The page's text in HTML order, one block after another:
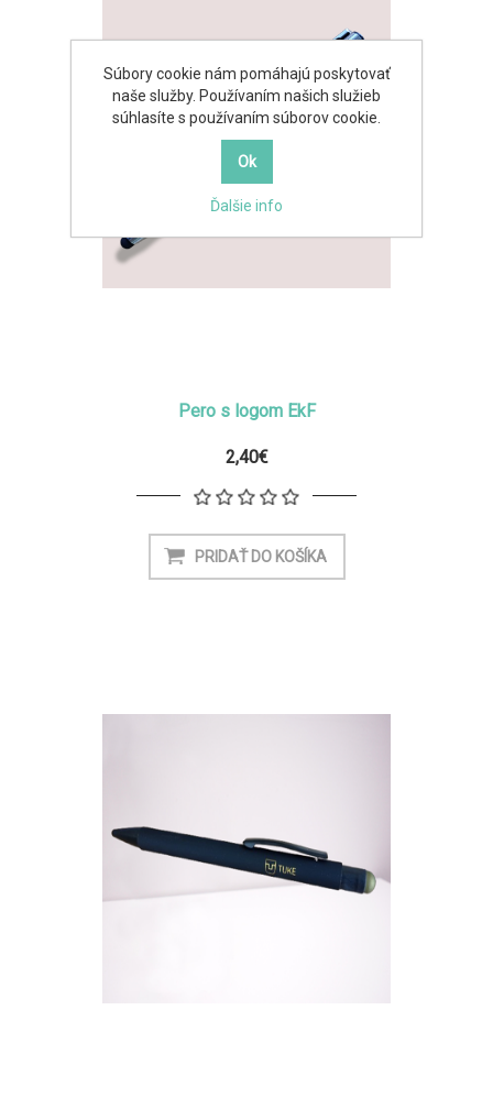
Pero s logom EkF
2,40€
Súbory cookie nám pomáhajú poskytovať
naše služby. Používaním našich služieb
súhlasíte s používaním súborov cookie.
Ďalšie info